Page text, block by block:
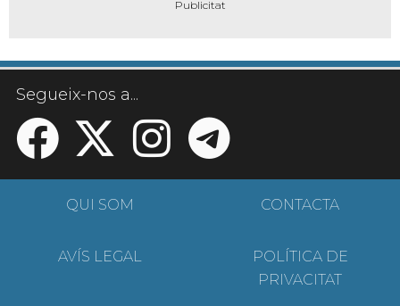
Segueix-nos a...
QUI SOM CONTACTA
AVÍS LEGAL
POLÍTICA DE
PRIVACITAT